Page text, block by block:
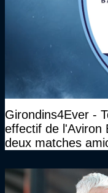
Girondins4Ever -
effectif de l'Aviron
deux matches